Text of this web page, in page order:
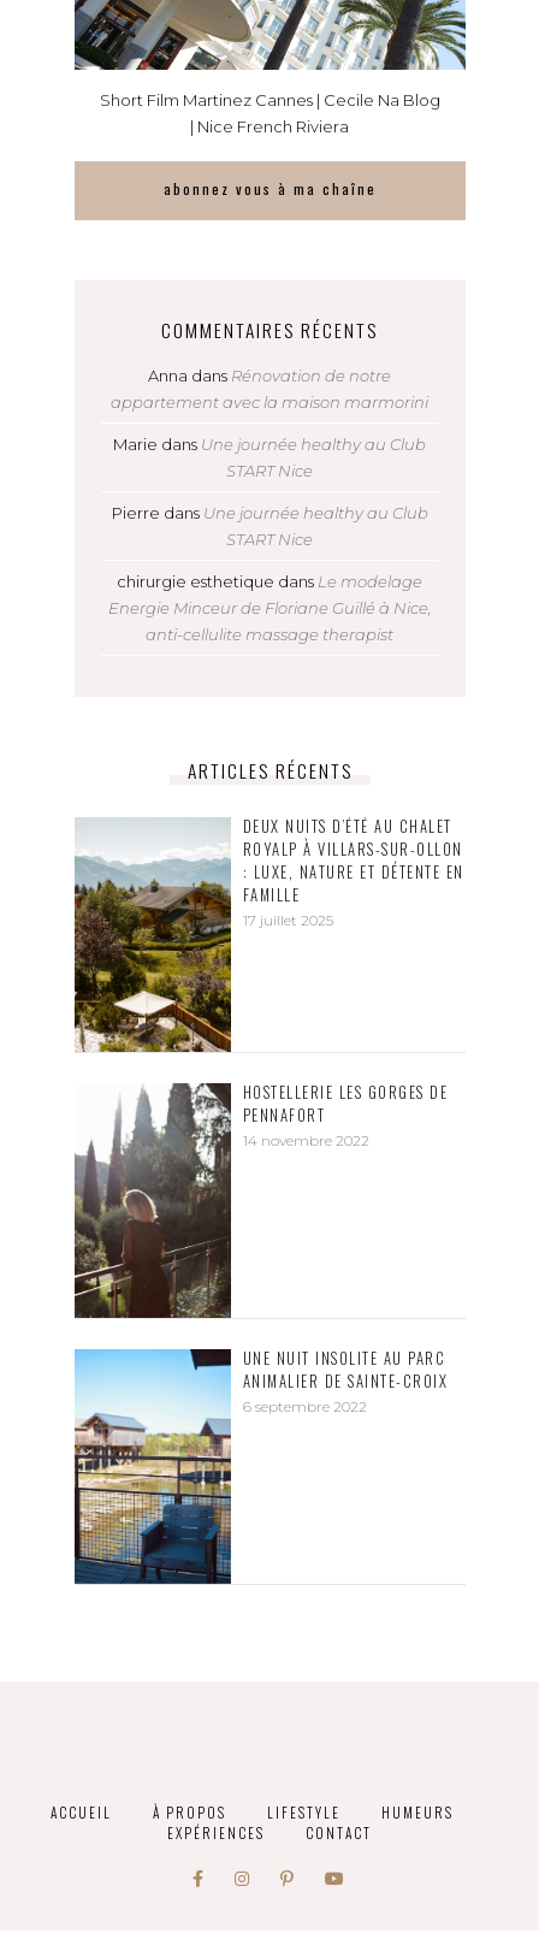
Short Film Martinez Cannes | Cecile Na Blog
| Nice French Riviera
abonnez vous à ma chaîne
COMMENTAIRES RÉCENTS
Anna dans Rénovation de notre
appartement avec la maison marmorini
Marie dans Une journée healthy au Club
START Nice
Pierre dans Une journée healthy au Club
START Nice
chirurgie esthetique dans Le modelage
Energie Minceur de Floriane Guillé à Nice,
anti-cellulite massage therapist
ARTICLES RÉCENTS
DEUX NUITS D’ÉTÉ AU CHALET
ROYALP À VILLARS-SUR-OLLON
: LUXE, NATURE ET DÉTENTE EN
FAMILLE
17 juillet 2025
HOSTELLERIE LES GORGES DE
PENNAFORT
14 novembre 2022
UNE NUIT INSOLITE AU PARC
ANIMALIER DE SAINTE-CROIX
6 septembre 2022
ACCUEIL À PROPOS LIFESTYLE
HUMEURS
EXPÉRIENCES
CONTACT